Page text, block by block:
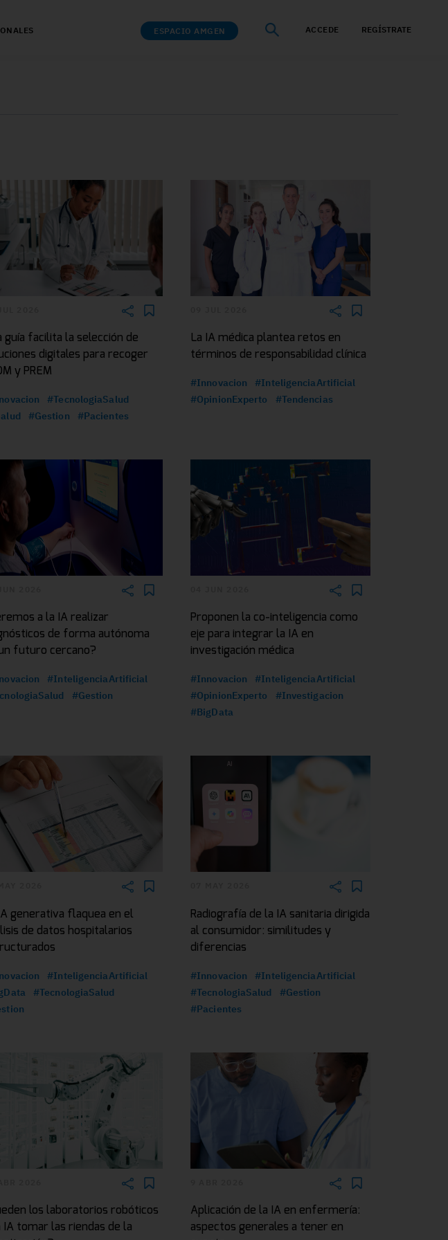
ESPACIO AMGEN ACCEDE REGÍSTRATE
guía facilita la selección de
digitales para recoger
y PREM
#TecnologiaSalud
#Gestion #Pacientes
La IA médica plantea retos en
términos de responsabilidad clínica
#Innovacion
#InteligenciaArtificial
#OpinionExperto
#Tendencias
a la IA realizar
de forma autónoma
futuro cercano?
#InteligenciaArtificial
#Gestion
Proponen la co-inteligencia como
eje para integrar la IA en
investigación médica
#Innovacion
#InteligenciaArtificial
#OpinionExperto
#Investigacion
#BigData
generativa flaquea en el
de datos hospitalarios
#InteligenciaArtificial
#TecnologiaSalud
Radiografía de la IA sanitaria dirigida
al consumidor: similitudes y
diferencias
#Innovacion
#InteligenciaArtificial
#TecnologiaSalud
#Gestion
#Pacientes
los laboratorios robóticos
IA tomar las riendas de la
Aplicación de la IA en enfermería:
aspectos generales a tener en